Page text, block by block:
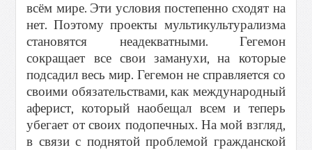
всём мире. Эти условия постепенно сходят на
нет. Поэтому проекты мультикультурализма
становятся неадекватными. Гегемон
сокращает все свои заманухи, на которые
подсадил весь мир. Гегемон не справляется со
своими обязательствами, как международный
аферист, который наобещал всем и теперь
убегает от своих подопечных. На мой взгляд,
в связи с поднятой проблемой гражданской